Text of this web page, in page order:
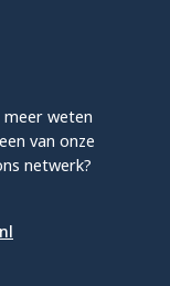
meer weten
van onze
netwerk?